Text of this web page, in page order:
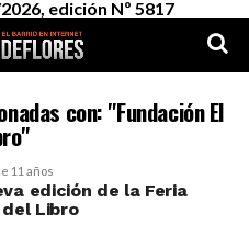
edición Nº 5817
con: "Fundación El
11 años
edición de la Feria
Libro